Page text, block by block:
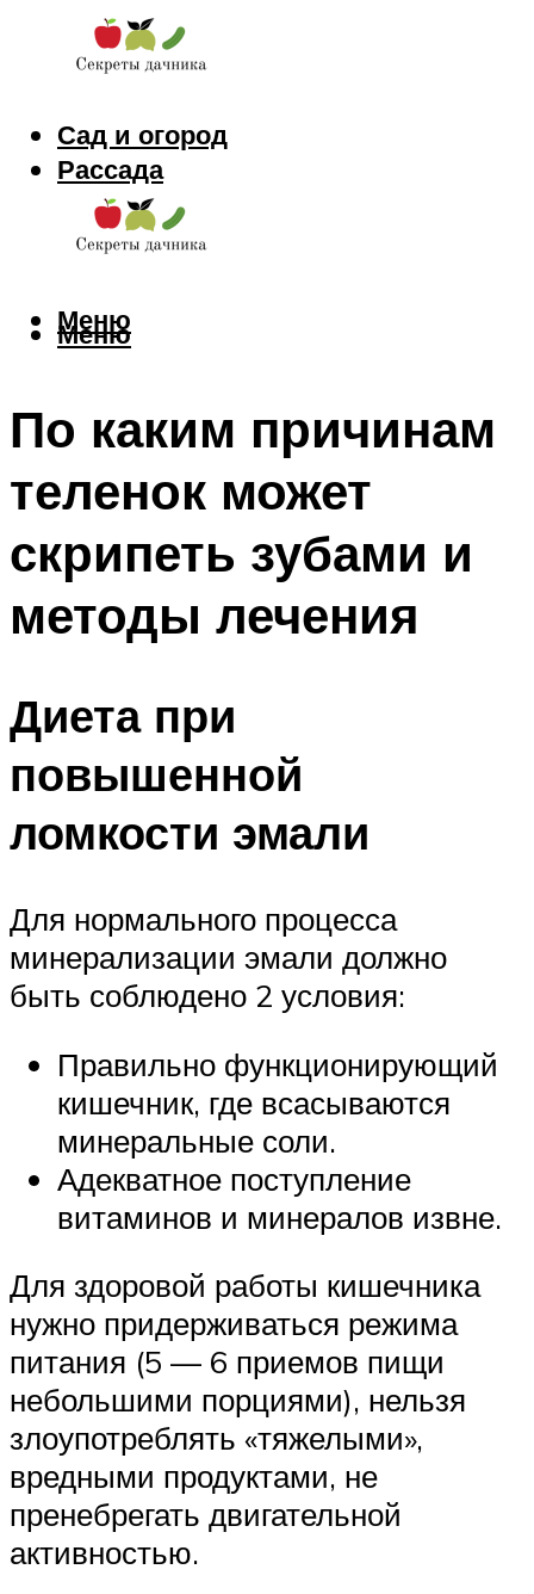
Сад и огород
Рассада
Цветы
Заготовки
Меню
Меню
По каким причинам
теленок может
скрипеть зубами и
методы лечения
Диета при
повышенной
ломкости эмали
Для нормального процесса
минерализации эмали должно
быть соблюдено 2 условия:
Правильно функционирующий
кишечник, где всасываются
минеральные соли.
Адекватное поступление
витаминов и минералов извне.
Для здоровой работы кишечника
нужно придерживаться режима
питания (5 — 6 приемов пищи
небольшими порциями), нельзя
злоупотреблять «тяжелыми»,
вредными продуктами, не
пренебрегать двигательной
активностью.